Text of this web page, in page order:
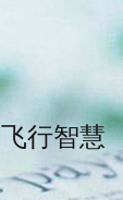
行智慧